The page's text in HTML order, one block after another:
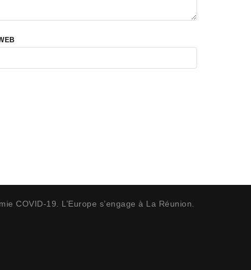
COVID-19. L’Europe s’engage à La Réunion.